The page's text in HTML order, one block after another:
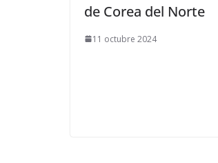
de Corea del Norte
11 octubre 2024